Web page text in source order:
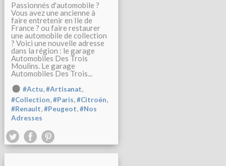
Passionnés d'automobile ?
Vous avez une ancienne à
faire entretenir en Ile de
France ? ou faire restaurer
une automobile de collection
? Voici une nouvelle adresse
dans la région : le garage
Automobiles Des Trois
Moulins. Le garage
Automobiles Des Trois...
#Actu,#Artisanat,
#Collection,#Paris,#Citroën,
#Renault,#Peugeot,#Nos
Adresses